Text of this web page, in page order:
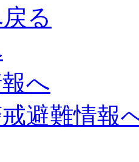
る
へ
避難情報